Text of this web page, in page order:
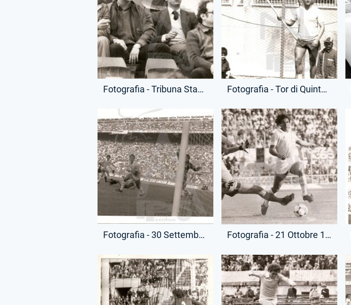
Fotografia - Tribuna Stadio Olimpico - Lionello Manfredonia e Bruno Giordano Fotografia - Tor di Quinto - Bruno Giordano
Fotografia - 30 Settembre 1979 - Campionato Serie A - Inter-Lazio Fotografia - 21 Ottobre 1979 - Campionato Serie A - Lazio-Cagliari